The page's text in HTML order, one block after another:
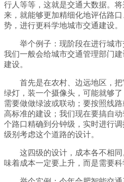
行人等等，这就是交通大数据。
来，就能够更加精细化地评估路
势，进行更科学地城市交通建设。
举个例子：现阶段在进行城市
我们一般会给城市交通管理部门
建设。
首先是在农村、边远地区，把
绿灯，装一个摄像头，可能就够
需要做做绿波或联动；要按照线
高标准的建设；我们现在要搞自
个路口精确到分钟级，实时进行
级别考虑这个道路的设计。
这四级的设计，成本各不相同
味着成本一定要上升，而是需要科